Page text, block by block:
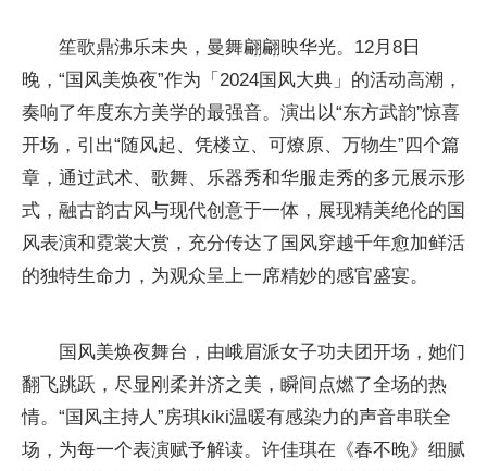
笙歌鼎沸乐未央，曼舞翩翩映华光。12月8日
晚，“国风美焕夜”作为「2024国风大典」的活动高潮，
奏响了年度东方美学的最强音。演出以“东方武韵”惊喜
开场，引出“随风起、凭楼立、可燎原、万物生”四个篇
章，通过武术、歌舞、乐器秀和华服走秀的多元展示形
式，融古韵古风与现代创意于一体，展现精美绝伦的国
风表演和霓裳大赏，充分传达了国风穿越千年愈加鲜活
的独特生命力，为观众呈上一席精妙的感官盛宴。
国风美焕夜舞台，由峨眉派女子功夫团开场，她们
翻飞跳跃，尽显刚柔并济之美，瞬间点燃了全场的热
情。“国风主持人”房琪kiki温暖有感染力的声音串联全
场，为每一个表演赋予解读。许佳琪在《春不晚》细腻